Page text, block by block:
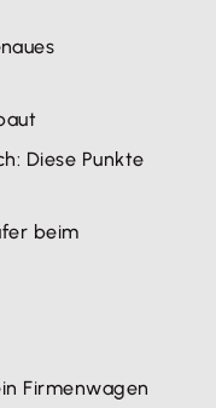
Diese Punkte
beim
Firmenwagen